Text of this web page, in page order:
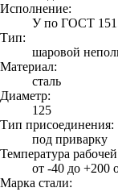
Исполнение:
У по ГОСТ
Тип:
шаровой
Материал:
сталь
Диаметр:
125
Тип присоединения:
под приварку
Температура
от -40 до +200
Марка стали: